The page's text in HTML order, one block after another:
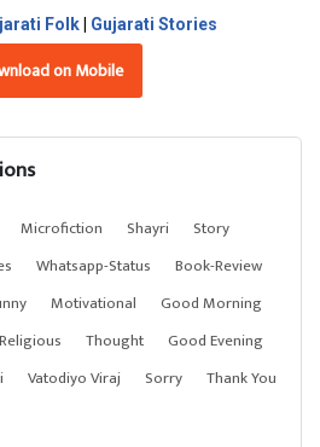
Folk Gujarati Stories
on Mobile
Microfiction Shayri
Story
Whatsapp-Status
Book-Review
Motivational
Good Morning
Religious Thought
Good Evening
Vatodiyo Viraj Sorry
Thank You